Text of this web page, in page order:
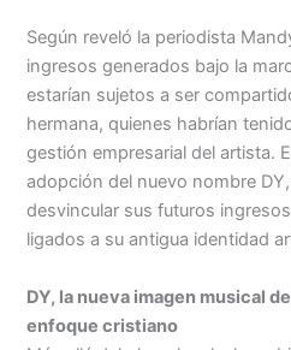
Según reveló la periodista
ingresos generados bajo la
estarían sujetos a ser
hermana, quienes habrían
gestión empresarial del artista.
adopción del nuevo nombre
desvincular sus futuros
ligados a su antigua identidad
DY, la nueva imagen musical
enfoque cristiano